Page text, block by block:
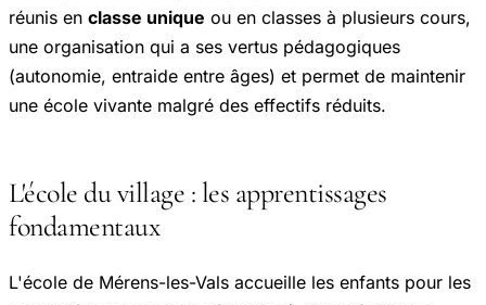
réunis en classe unique ou en classes à plusieurs cours,
une organisation qui a ses vertus pédagogiques
(autonomie, entraide entre âges) et permet de maintenir
une école vivante malgré des effectifs réduits.
L'école du village : les apprentissages
fondamentaux
L'école de Mérens-les-Vals accueille les enfants pour les